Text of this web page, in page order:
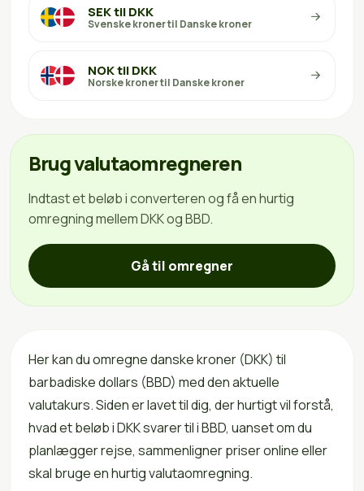
SEK til DKK
Svenske kroner til Danske kroner
NOK til DKK
Norske kroner til Danske kroner
Brug valutaomregneren
Indtast et beløb i converteren og få en hurtig
omregning mellem DKK og BBD.
Gå til omregner
Her kan du omregne danske kroner (DKK) til
barbadiske dollars (BBD) med den aktuelle
valutakurs. Siden er lavet til dig, der hurtigt vil forstå,
hvad et beløb i DKK svarer til i BBD, uanset om du
planlægger rejse, sammenligner priser online eller
skal bruge en hurtig valutaomregning.